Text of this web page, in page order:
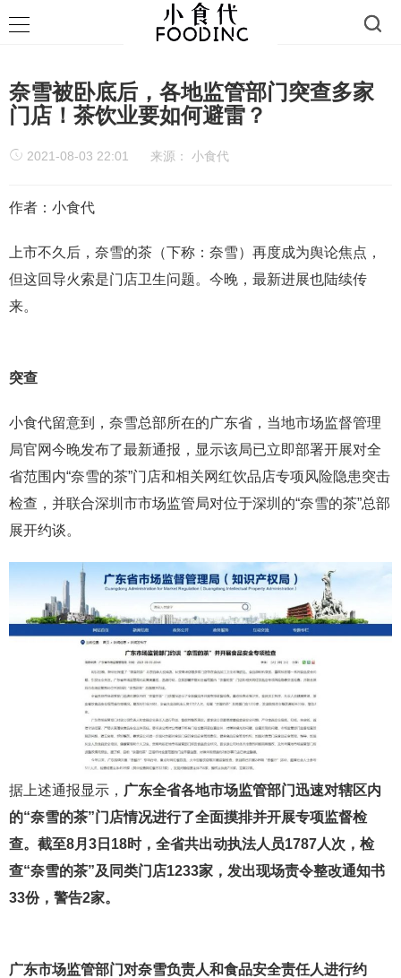
奈雪被卧底后，各地监管部门突查多家
门店！茶饮业要如何避雷？
2021-08-03 22:01 来源： 小食代
作者：小食代
上市不久后，奈雪的茶（下称：奈雪）再度成为舆论焦点，
但这回导火索是门店卫生问题。今晚，最新进展也陆续传
来。
突查
小食代留意到，奈雪总部所在的广东省，当地市场监督管理
局官网今晚发布了最新通报，显示该局已立即部署开展对全
省范围内“奈雪的茶”门店和相关网红饮品店专项风险隐患突击
检查，并联合深圳市市场监管局对位于深圳的“奈雪的茶”总部
展开约谈。
据上述通报显示， 广东全省各地市场监管部门迅速对辖区内
的“奈雪的茶”门店情况进行了全面摸排并开展专项监督检
查。截至8月3日18时，全省共出动执法人员1787人次，检
查“奈雪的茶”及同类门店1233家，发出现场责令整改通知书
33份，警告2家。
广东市场监管部门对奈雪负责人和食品安全责任人进行约